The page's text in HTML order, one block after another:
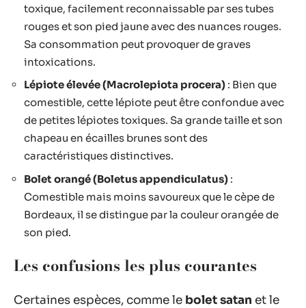
toxique, facilement reconnaissable par ses tubes
rouges et son pied jaune avec des nuances rouges.
Sa consommation peut provoquer de graves
intoxications.
Lépiote élevée (Macrolepiota procera) : Bien que
comestible, cette lépiote peut être confondue avec
de petites lépiotes toxiques. Sa grande taille et son
chapeau en écailles brunes sont des
caractéristiques distinctives.
Bolet orangé (Boletus appendiculatus) :
Comestible mais moins savoureux que le cèpe de
Bordeaux, il se distingue par la couleur orangée de
son pied.
Les confusions les plus courantes
Certaines espèces, comme le bolet satan et le